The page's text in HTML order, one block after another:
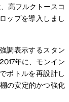
高フルクトースコ
ップを導入しまし
調表示するスタン
年に、モンイン
ボトルを再設計し
の安定的かつ強化